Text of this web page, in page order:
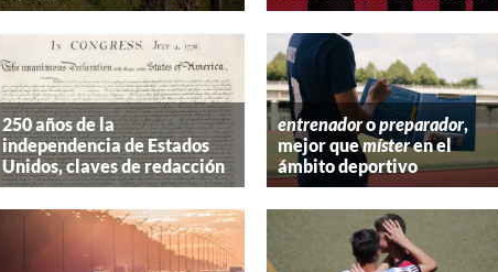
250 años de la
independencia de Estados
Unidos, claves de redacción
entrenadoropreparador,
mejor quemísteren el
ámbito deportivo